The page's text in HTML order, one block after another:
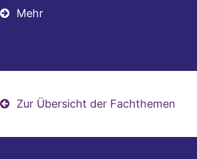
Mehr
Zur Übersicht der Fachthemen